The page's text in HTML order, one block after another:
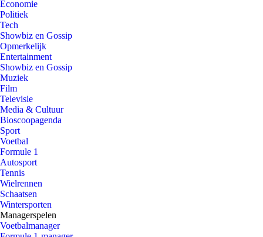
Economie
Politiek
Tech
Showbiz en Gossip
Opmerkelijk
Entertainment
Showbiz en Gossip
Muziek
Film
Televisie
Media & Cultuur
Bioscoopagenda
Sport
Voetbal
Formule 1
Autosport
Tennis
Wielrennen
Schaatsen
Wintersporten
Managerspelen
Voetbalmanager